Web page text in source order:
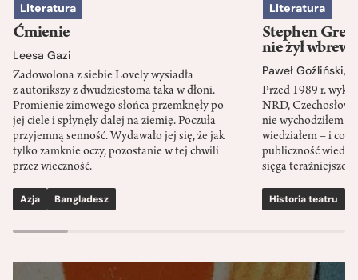
Literatura
Ćmienie
Leesa Gazi
Zadowolona z siebie Lovely wysiadła
z autorikszy z dwudziestoma taka w dłoni.
Promienie zimowego słońca przemknęły po
jej ciele i spłynęły dalej na ziemię. Poczuła
przyjemną senność. Wydawało jej się, że jak
tylko zamknie oczy, pozostanie w tej chwili
przez wieczność.
Azja Bangladesz
Literatura
Stephen
nie żył wbrew
Paweł Goźliński,
Przed 1989 r.
NRD,
nie wychodziłem
wiedziałem – i co
publiczność
sięga
Historia teatru